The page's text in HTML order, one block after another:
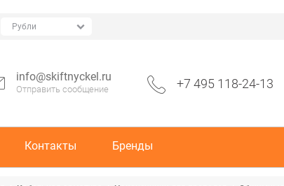
info@skiftnyckel.ru
Отправить сообщение +7 495 118-24-13
Контакты Бренды